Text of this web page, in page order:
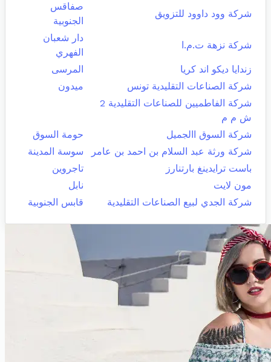
شركة وود داوود للتزويق
صفاقس
الجنوبية
شركة نزهة ت.م.ا
دار شعبان
الفهري
زندايا ديكو اند كريا
المرسى
شركة الصناعات التقليدية تونس
ميدون
شركة الفاطميين للصناعات التقليدية 2
ش م م
شركة السوق االجميل
حومة السوق
شركة ورثة عبد السلام بن احمد بن عامر
سوسة المدينة
باست ترايدينغ بارتنارز
تاجروين
مون لايت
نابل
شركة الجدي لبيع الصناعات التقليدية
قابس الجنوبية